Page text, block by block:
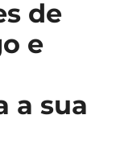
de
e
a sua